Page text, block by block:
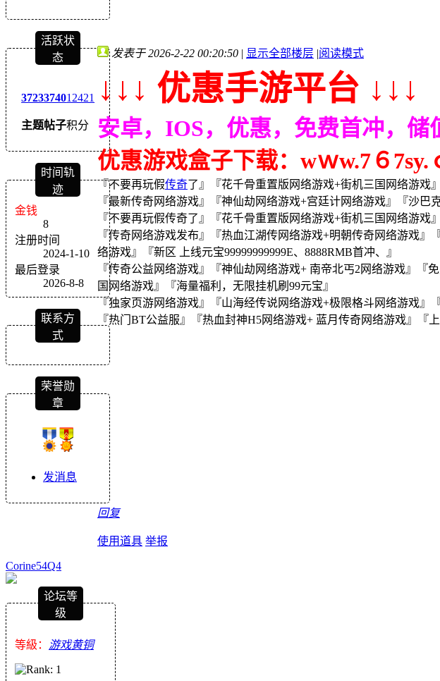
活跃状
态
3723
主题
3740
帖子
12421
积分
时间轨
迹
金钱
8
注册时间
2024-1-10
最后登录
2026-8-8
联系方
式
荣誉勋
章
发消息
发表于 2026-2-22 00:20:50 | 显示全部楼层 |阅读模式
↓↓↓ 优惠手游平台 ↓↓↓
安卓，IOS，优惠，免费首冲，储
优惠游戏盒子下载：wｗw.7６7sy.
『不要再玩假传奇了』『花千骨重置版网络游戏+街机三国网络游戏
『最新传奇网络游戏』『神仙劫网络游戏+宫廷计网络游戏』『沙巴
『不要再玩假传奇了』『花千骨重置版网络游戏+街机三国网络游戏
『传奇网络游戏发布』『热血江湖传网络游戏+明朝传奇网络游戏
络游戏』『新区 上线元宝99999999999E、8888RMB首冲、』
『传奇公益网络游戏』『神仙劫网络游戏+ 南帝北丐2网络游戏』
国网络游戏』『海量福利，无限挂机刷99元宝』
『独家页游网络游戏』『山海经传说网络游戏+极限格斗网络游戏』
『热门BT公益服』『热血封神H5网络游戏+ 蓝月传奇网络游戏』『
回复
使用道具 举报
Corine54Q4
论坛等
级
等級： 游戏黄铜